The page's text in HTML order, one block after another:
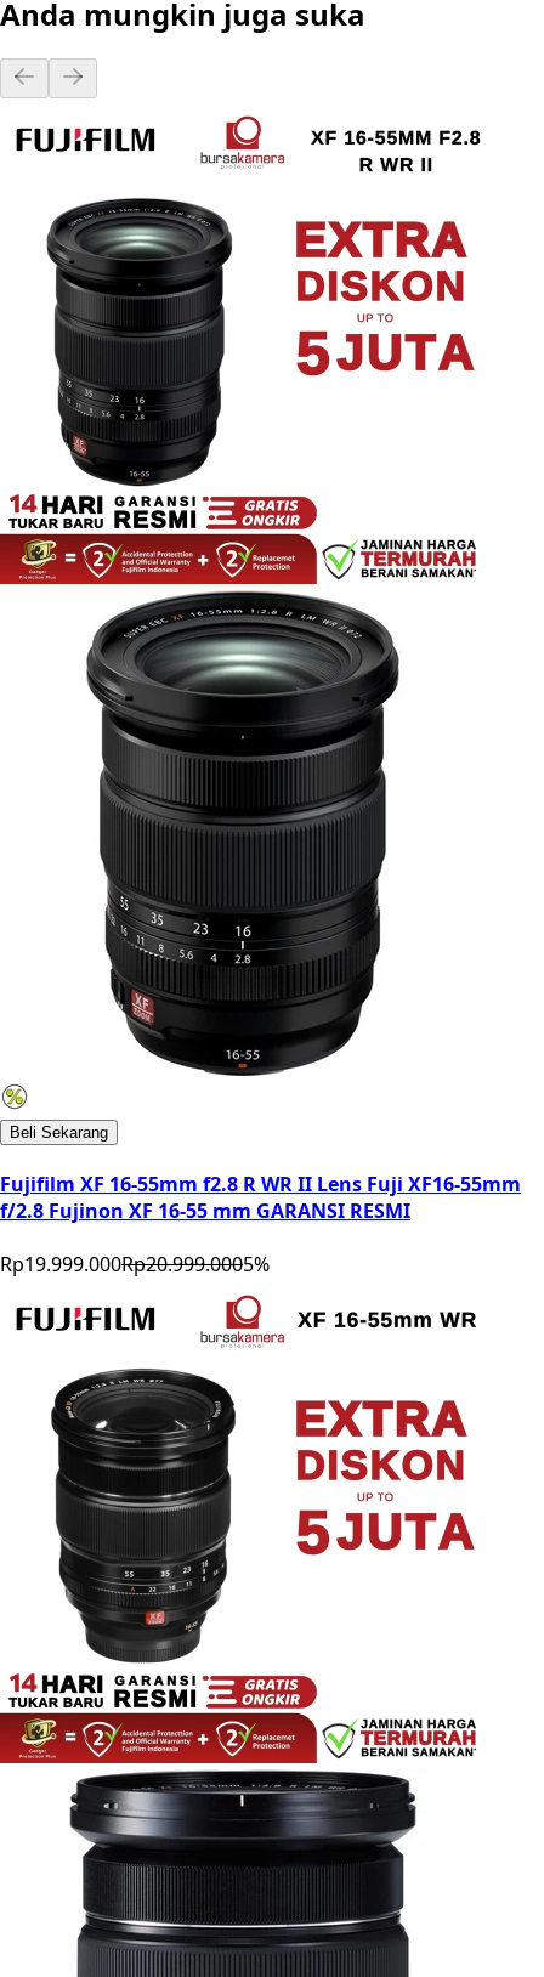
Anda mungkin juga suka
Beli Sekarang
Fujifilm XF 16-55mm f2.8 R WR II Lens Fuji XF16-55mm
f/2.8 Fujinon XF 16-55 mm GARANSI RESMI
Rp19.999.000Rp20.999.0005%